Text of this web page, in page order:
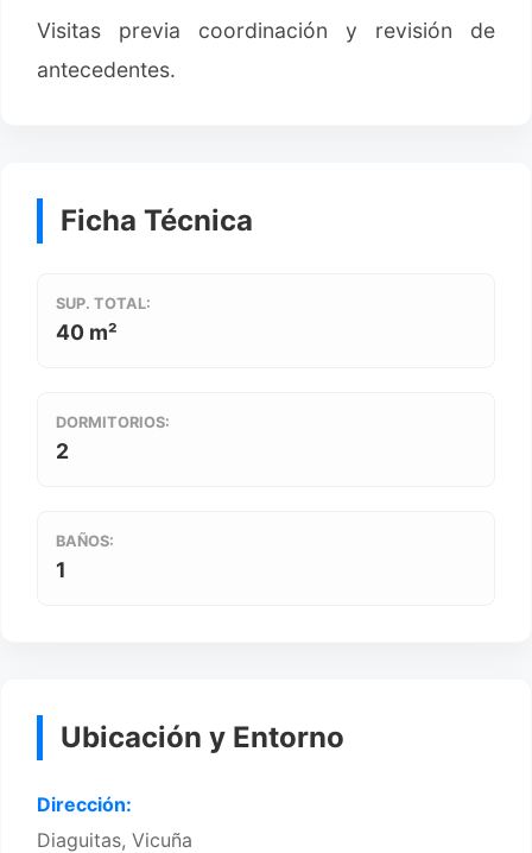
Visitas previa coordinación y revisión de
antecedentes.
Ficha Técnica
SUP. TOTAL:
40 m²
DORMITORIOS:
2
BAÑOS:
1
Ubicación y Entorno
Dirección:
Diaguitas, Vicuña